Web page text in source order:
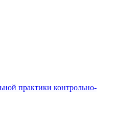
практики контрольно-